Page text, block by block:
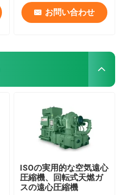
お問い合わせ
ISOの実用的な空気遠心
圧縮機、回転式天燃ガ
スの遠心圧縮機